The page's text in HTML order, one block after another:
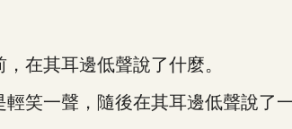
其耳邊低聲說了什麼。
一聲，隨後在其耳邊低聲說了一